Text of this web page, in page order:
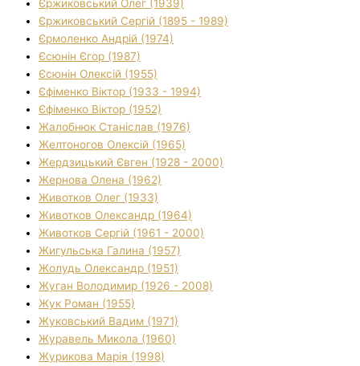
Єржиковський Олег (1939)
Єржиковський Сергій (1895 - 1989)
Єрмоленко Андрій (1974)
Єсюнін Єгор (1987)
Єсюнін Олексій (1955)
Єфіменко Віктор (1933 - 1994)
Єфіменко Віктор (1952)
Жалобнюк Станіслав (1976)
Желтоногов Олексій (1965)
Жердзицький Євген (1928 - 2000)
Жернова Олена (1962)
Животков Олег (1933)
Животков Олександр (1964)
Животков Сергій (1961 - 2000)
Жигульська Галина (1957)
Жолудь Олександр (1951)
Жуган Володимир (1926 - 2008)
Жук Роман (1955)
Жуковський Вадим (1971)
Журавель Микола (1960)
Журикова Марія (1998)